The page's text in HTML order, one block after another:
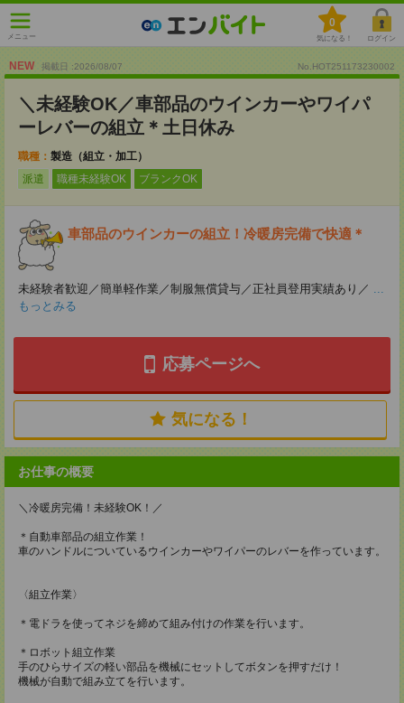
メニュー
0
気になる！ ログイン
NEW 掲載日 :2026/08/07 No.HOT251173230002
＼未経験OK／車部品のウインカーやワイパ
ーレバーの組立＊土日休み
職種： 製造（組立・加工）
派遣
職種未経験OK ブランクOK
車部品のウインカーの組立！冷暖房完備で快適＊
未経験者歓迎／簡単軽作業／制服無償貸与／正社員登用実績あり／ ...
もっとみる
応募ページへ
気になる！
お仕事の概要
＼冷暖房完備！未経験OK！／
＊自動車部品の組立作業！
車のハンドルについているウインカーやワイパーのレバーを作っています。
〈組立作業〉
＊電ドラを使ってネジを締めて組み付けの作業を行います。
＊ロボット組立作業
手のひらサイズの軽い部品を機械にセットしてボタンを押すだけ！
機械が自動で組み立てを行います。